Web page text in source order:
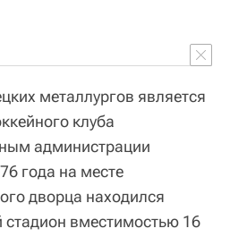
металлургов является
клуба
администрации
года на месте
дворца находился
вместимостью 16